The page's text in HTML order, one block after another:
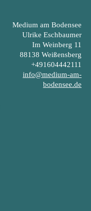
Medium am Bodensee
Ulrike Eschbaumer
Im Weinberg 11
88138 Weißensberg
+491604442111
info@medium-am-
bodensee.de